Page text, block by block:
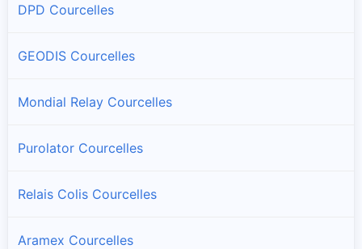
DPD Courcelles
GEODIS Courcelles
Mondial Relay Courcelles
Purolator Courcelles
Relais Colis Courcelles
Aramex Courcelles